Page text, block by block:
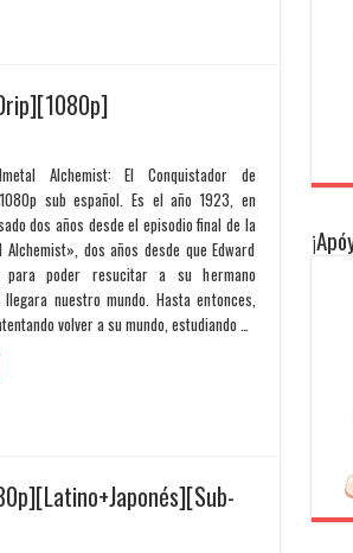
Alchemist: El Conquistador de
sub español. Es el año 1923, en
dos años desde el episodio final de la
Alchemist», dos años desde que Edward
para poder resucitar a su hermano
llegara nuestro mundo. Hasta entonces,
volver a su mundo, estudiando …